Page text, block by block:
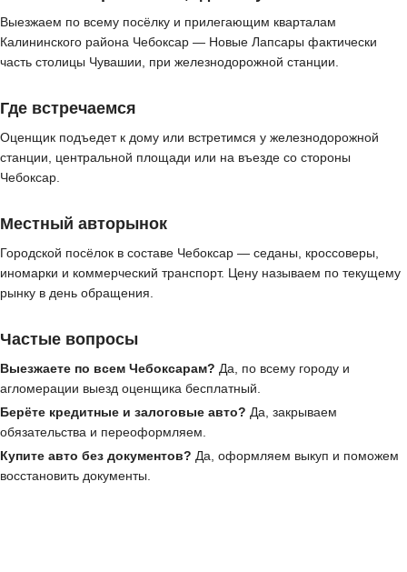
Выезжаем по всему посёлку и прилегающим кварталам
Калининского района Чебоксар — Новые Лапсары фактически
часть столицы Чувашии, при железнодорожной станции.
Где встречаемся
Оценщик подъедет к дому или встретимся у железнодорожной
станции, центральной площади или на въезде со стороны
Чебоксар.
Местный авторынок
Городской посёлок в составе Чебоксар — седаны, кроссоверы,
иномарки и коммерческий транспорт. Цену называем по текущему
рынку в день обращения.
Частые вопросы
Выезжаете по всем Чебоксарам? Да, по всему городу и
агломерации выезд оценщика бесплатный.
Берёте кредитные и залоговые авто? Да, закрываем
обязательства и переоформляем.
Купите авто без документов? Да, оформляем выкуп и поможем
восстановить документы.